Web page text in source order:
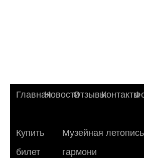
ГлавнаяНовостиОтзывыКонтакты
Купить
билет
Музейная
гармони